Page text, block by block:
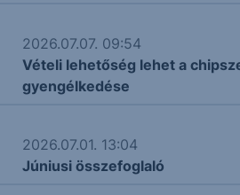
2026.07.07. 09:54
Vételi lehetőség lehet a
gyengélkedése
2026.07.01. 13:04
Júniusi összefoglaló